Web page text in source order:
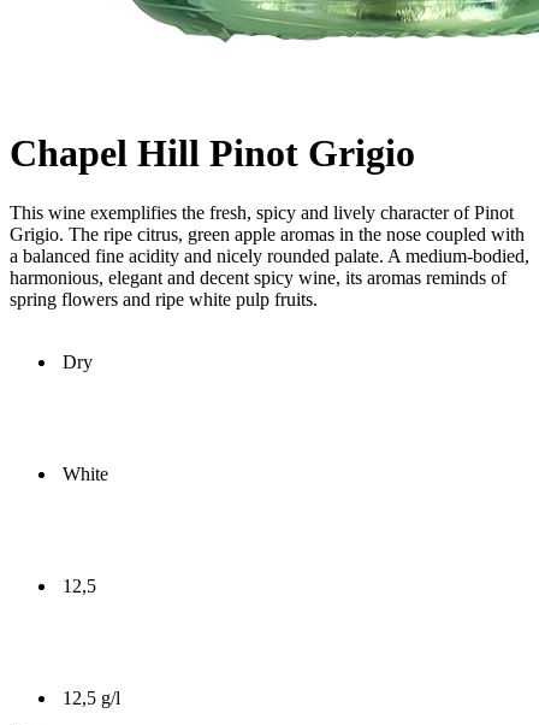
Chapel Hill Pinot Grigio
This wine exemplifies the fresh, spicy and lively character of Pinot
Grigio. The ripe citrus, green apple aromas in the nose coupled with
a balanced fine acidity and nicely rounded palate. A medium-bodied,
harmonious, elegant and decent spicy wine, its aromas reminds of
spring flowers and ripe white pulp fruits.
Dry
White
12,5
12,5 g/l